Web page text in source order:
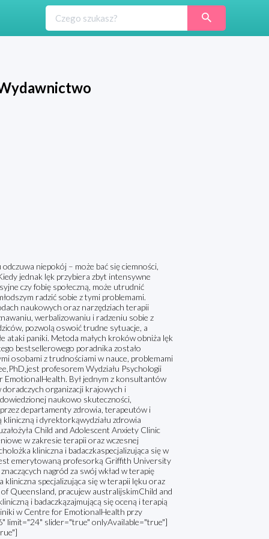
niepokój – może bać się ciemności,
jednak lęk przybiera zbyt intensywne
czy fobię społeczną, może utrudnić
radzić sobie z tymi problemami.
naukowych oraz narzędziach terapii
werbalizowaniu i radzeniu sobie z
pozwolą oswoić trudne sytuacje, a
ataki paniki. Metoda małych kroków obniża lęk
bestsellerowego poradnika zostało
osobami z trudnościami w nauce, problemami
profesorem Wydziału Psychologii
Był jednym z konsultantów
organizacji krajowych i
naukowo skuteczności,
departamenty zdrowia, terapeutów i
i dyrektorkąwydziału zdrowia
Child and Adolescent Anxiety Clinic
w zakresie terapii oraz wczesnej
kliniczna i badaczkaspecjalizująca się w
emerytowaną profesorką Griffith University
nagród za swój wkład w terapię
kliniczna specjalizująca się w terapii lęku oraz
Queensland, pracujew australijskimChild and
i badaczkązajmującą się oceną i terapią
w Centre for EmotionalHealth przy
limit="24" slider="true" onlyAvailable="true"]